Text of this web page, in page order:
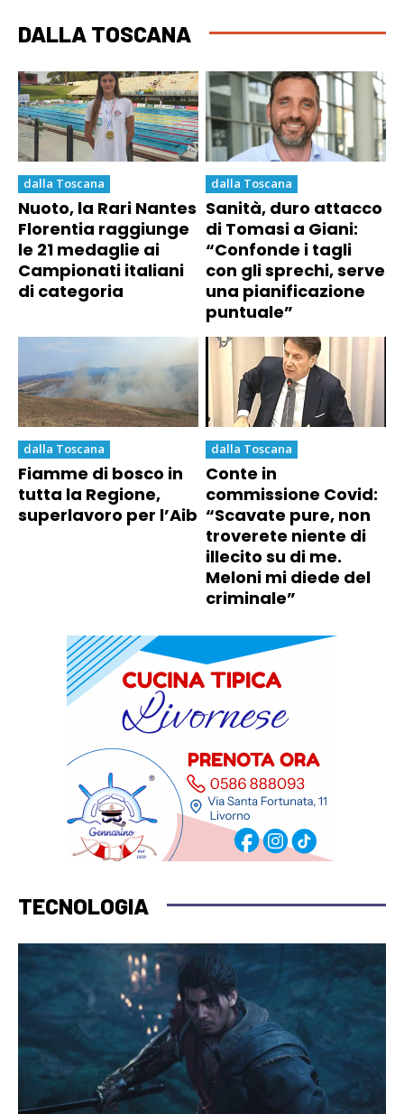
DALLA TOSCANA
dalla Toscana
Nuoto, la Rari Nantes
Florentia raggiunge
le 21 medaglie ai
Campionati italiani
di categoria
dalla Toscana
Sanità, duro attacco
di Tomasi a Giani:
“Confonde i tagli
con gli sprechi, serve
una pianificazione
puntuale”
dalla Toscana
Fiamme di bosco in
tutta la Regione,
superlavoro per l’Aib
dalla Toscana
Conte in
commissione Covid:
“Scavate pure, non
troverete niente di
illecito su di me.
Meloni mi diede del
criminale”
TECNOLOGIA